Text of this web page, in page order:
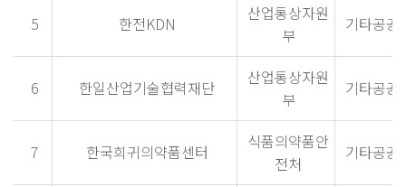
5 한전KDN
산업통상자원
부
기타공공
6 한일산업기술협력재단
산업통상자원
부
기타공공
7 한국희귀의약품센터
식품의약품안
전처
기타공공